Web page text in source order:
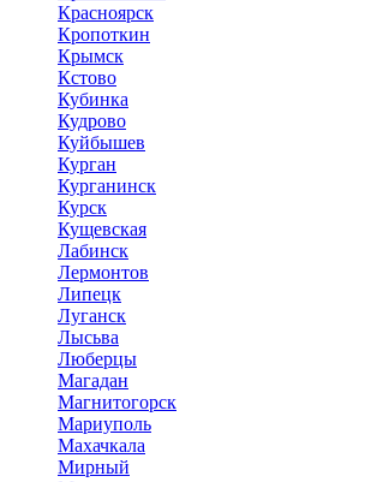
Красноярск
Кропоткин
Крымск
Кстово
Кубинка
Кудрово
Куйбышев
Курган
Курганинск
Курск
Кущевская
Лабинск
Лермонтов
Липецк
Луганск
Лысьва
Люберцы
Магадан
Магнитогорск
Мариуполь
Махачкала
Мирный